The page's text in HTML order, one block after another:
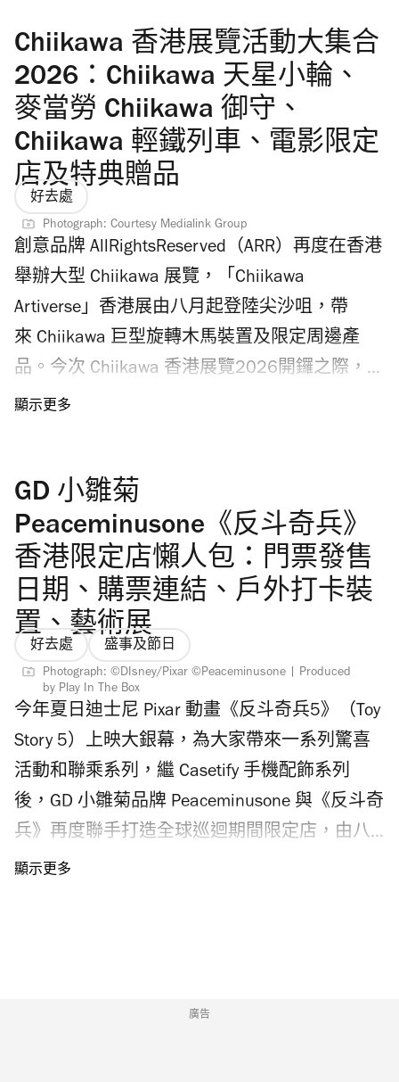
Chiikawa 香港展覽活動大集合
2026：Chiikawa 天星小輪、
麥當勞 Chiikawa 御守、
Chiikawa 輕鐵列車、電影限定
店及特典贈品
好去處
Photograph: Courtesy Medialink Group
創意品牌 AllRightsReserved（ARR）再度在香港
舉辦大型 Chiikawa 展覽，「Chiikawa
Artiverse」香港展由八月起登陸尖沙咀，帶
來 Chiikawa 巨型旋轉木馬裝置及限定周邊產
品。今次 Chiikawa 香港展覽2026開鑼之際，
香港各處舉行多個活動響應，包括天星小輪
限定店等等，即看香港 Chiikawa 展覽2026和
活動時間表，今夏把握機會去打卡！
GD 小雛菊
Peaceminusone《反斗奇兵》
香港限定店懶人包：門票發售
日期、購票連結、戶外打卡裝
置、藝術展
好去處 盛事及節日
Photograph: ©DIsney/Pixar ©Peaceminusone | Produced
by Play In The Box
今年夏日迪士尼 Pixar 動畫《反斗奇兵5》（Toy
Story 5）上映大銀幕，為大家帶來一系列驚喜
活動和聯乘系列，繼 Casetify 手機配飾系列
後，GD 小雛菊品牌 Peaceminusone 與《反斗奇
兵》再度聯手打造全球巡迴期間限定店，由八
月起登陸香港站！今次限定店匯聚戶外大型打
開放時間等。 Peaceminusone x《反斗奇兵》香
廣告